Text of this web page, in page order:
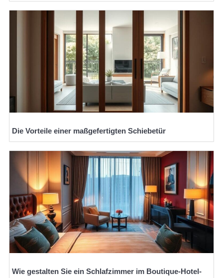
Die Vorteile einer maßgefertigten Schiebetür
Wie gestalten Sie ein Schlafzimmer im Boutique-Hotel-